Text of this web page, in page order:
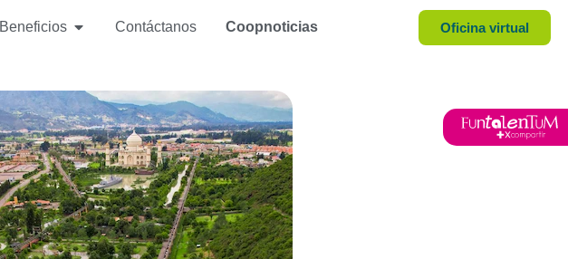
Beneficios Contáctanos Coopnoticias Oficina virtual